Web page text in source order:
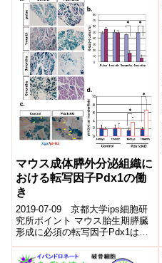
マウス成体膵外分泌組織に
おける転写因子Pdx1の働
き
2019-07-09 京都大学ips細胞研
究所ポイント マウス胎生期膵臓
形成に必須の転写因子Pdx1は成
体膵外分泌細胞のミトコンドリ
ア機能維持に必要であること